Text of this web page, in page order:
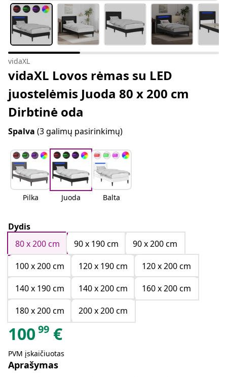
vidaXL
vidaXL Lovos rėmas su LED
juostelėmis Juoda 80 x 200 cm
Dirbtinė oda
Spalva (3 galimų pasirinkimų)
Pilka Juoda Balta
Dydis
80 x 200 cm
90 x 190 cm
90 x 200 cm
100 x 200 cm
120 x 190 cm
120 x 200 cm
140 x 190 cm
140 x 200 cm
160 x 200 cm
180 x 200 cm
200 x 200 cm
10099 €
PVM įskaičiuotas
Aprašymas